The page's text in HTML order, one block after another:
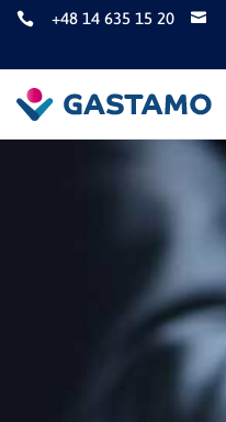
 +48 14 635 15 20 